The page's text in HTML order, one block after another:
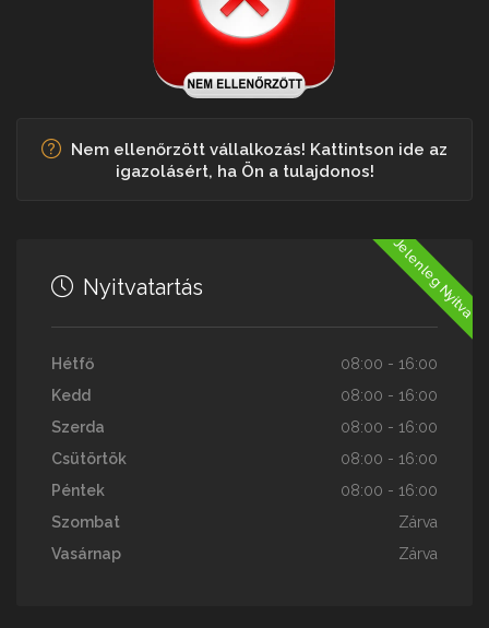
Nem ellenőrzött vállalkozás! Kattintson ide az
igazolásért, ha Ön a tulajdonos!
Jelenleg Nyitva
Nyitvatartás
Hétfő
08:00 - 16:00
Kedd
08:00 - 16:00
Szerda
08:00 - 16:00
Csütörtök
08:00 - 16:00
Péntek
08:00 - 16:00
Szombat
Zárva
Vasárnap
Zárva